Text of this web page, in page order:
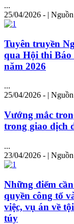
...
25/04/2026 - |
Tuyên truyền
qua Hội thi Báo
năm 2026
...
25/04/2026 - |
Vướng mắc
trong giao dịch
...
23/04/2026 - |
Những điểm
quyền công tố
việc, vụ án về
túy